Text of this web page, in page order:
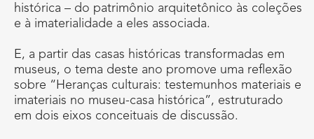
histórica – do patrimônio arquitetônico às coleções
e à imaterialidade a eles associada.
E, a partir das casas históricas transformadas em
museus, o tema deste ano promove uma reflexão
sobre “Heranças culturais: testemunhos materiais e
imateriais no museu-casa histórica”, estruturado
em dois eixos conceituais de discussão.